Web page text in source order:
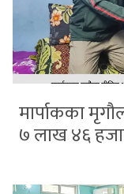
मार्पाकका
७ लाख ४६